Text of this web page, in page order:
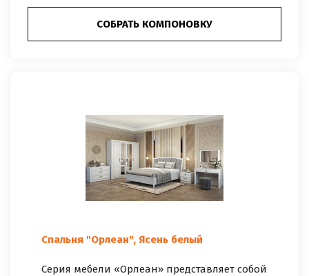
СОБРАТЬ КОМПОНОВКУ
Спальня "Орлеан", Ясень белый
Серия мебели «Орлеан» представляет собой